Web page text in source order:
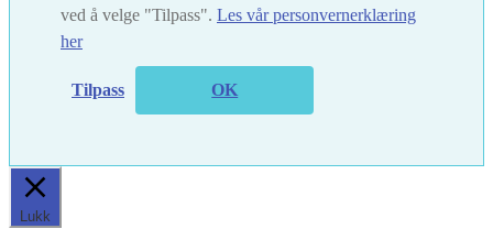
ved å velge "Tilpass". Les vår personvernerklæring
her
Tilpass OK
Lukk